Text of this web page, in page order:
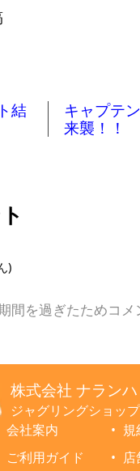
結
キャプテ
来襲！！
)
間を過ぎたためコ
株式会社 ナランハ
ジャグリングショッ
会社案内
規
ご利用ガイド 店